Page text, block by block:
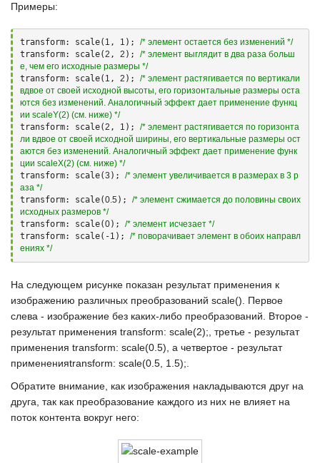
Примеры:
transform: scale( 1 , 1 ); /* элемент остается без изменений */
transform: scale(2 , 2 ); /* элемент выглядит в два раза больш
е, чем его исходные размеры */
transform: scale( 1 , 2 ); /* элемент растягивается по вертикали
вдвое от своей исходной высоты, его горизонтальные размеры оста
ются без изменений. Аналогичный эффект дает применение функц
ии scaleY(2) (см. ниже) */
transform: scale(2 , 1 ); /* элемент растягивается по горизонта
ли вдвое от своей исходной ширины, его вертикальные размеры ост
аются без изменений. Аналогичный эффект дает применение функ
ции scaleX(2) (см. ниже) */
transform: scale(3 ); /* элемент увеличивается в размерах в 3 р
аза */
transform: scale(0.5 ); /* элемент сжимается до половины своих
исходных размеров */
transform: scale(0); /* элемент исчезает */
transform: scale(-1 ); /* поворачивает элемент в обоих направл
ениях */
На следующем рисунке показан результат применения к
изображению различных преобразований scale() . Первое
слева - изображение без каких-либо преобразований. Второе -
результат применения transform: scale(2); , третье - результат
применения transform: scale(0.5) , а четвертое - результат
примененияtransform: scale(0.5, 1.5);
Обратите внимание, как изображения накладываются друг на
друга, так как преобразование каждого из них не влияет на
поток контента вокруг него: